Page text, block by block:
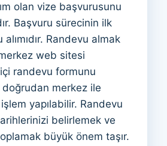
olan vize başvurusunu
Başvuru sürecinin ilk
Randevu almak
web sitesi
randevu formunu
merkez ile
yapılabilir. Randevu
belirlemek ve
büyük önem taşır.